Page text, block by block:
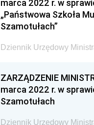
marca 2022 r. w
„Państwowa Szkoła
Szamotułach”
Dziennik Urzędowy
ZARZĄDZENIE
marca 2022 r. w
Szamotułach
Dziennik Urzędowy